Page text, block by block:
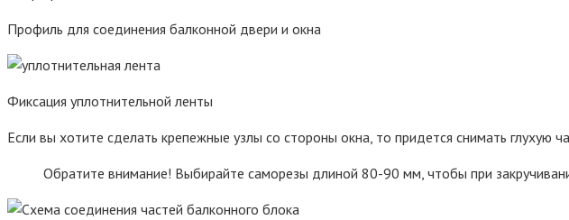
Профиль для соединения балконной двери и окна
Фиксация уплотнительной ленты
Если вы хотите сделать крепежные узлы со стороны окна, то придется снимать глухую
Обратите внимание! Выбирайте саморезы длиной 80-90 мм, чтобы при